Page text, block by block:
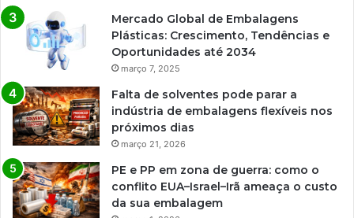
Mercado Global de Embalagens
Plásticas: Crescimento, Tendências e
Oportunidades até 2034
março 7, 2025
Falta de solventes pode parar a
indústria de embalagens flexíveis nos
próximos dias
março 21, 2026
PE e PP em zona de guerra: como o
conflito EUA–Israel–Irã ameaça o custo
da sua embalagem